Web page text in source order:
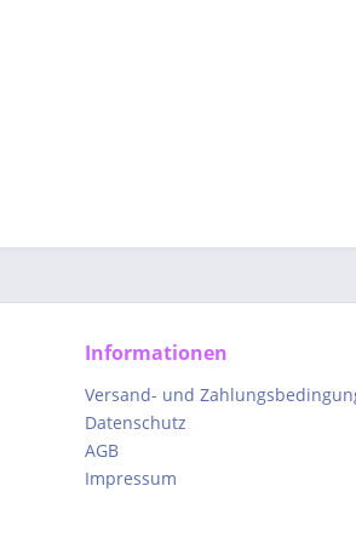
Informationen
Versand- und
Datenschutz
AGB
Impressum